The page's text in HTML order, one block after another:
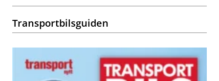
Transportbilsguiden